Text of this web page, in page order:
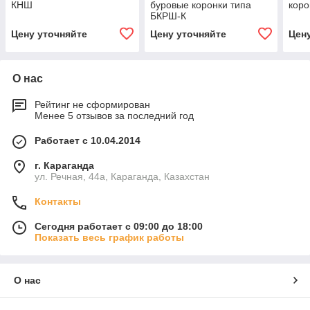
КНШ
Цену уточняйте
буровые коронки типа
БКРШ-К
Цену уточняйте
О нас
Рейтинг не сформирован
Менее 5 отзывов за последний год
Работает с 10.04.2014
г. Караганда
ул. Речная, 44а, Караганда, Казахстан
Контакты
Сегодня работает с 09:00 до 18:00
Показать весь график работы
О нас